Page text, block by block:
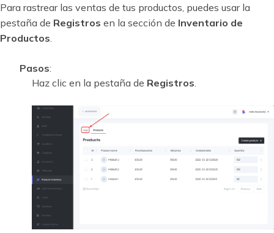
Para rastrear las ventas de tus productos, puedes usar la
pestaña de Registros en la sección de Inventario de
Productos
Pasos:
Haz clic en la pestaña de Registros